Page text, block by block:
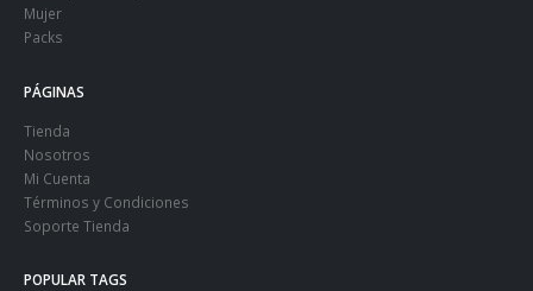
Mujer
Packs
PÁGINAS
Tienda
Nosotros
Mi Cuenta
Términos y Condiciones
Soporte Tienda
POPULAR TAGS